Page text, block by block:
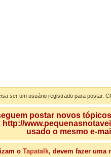
ser um usuário registrado para postar.
postar novos
usado o mesmo e-
o Tapatalk, devem fazer uma